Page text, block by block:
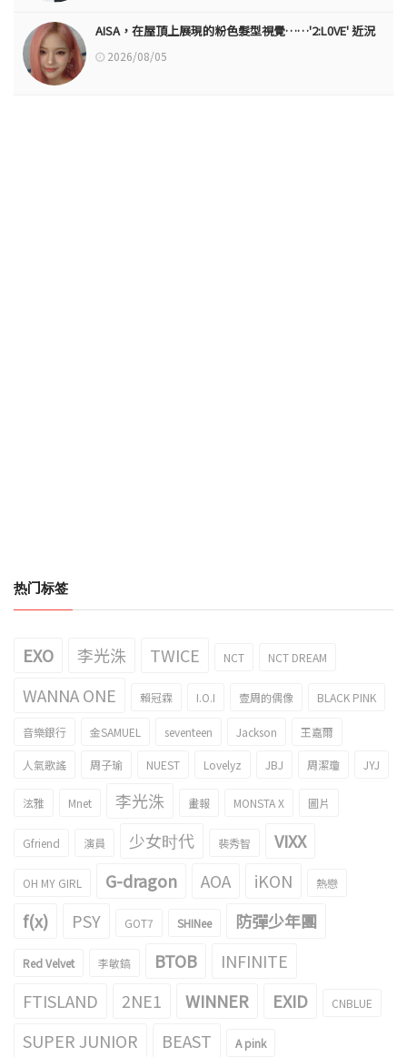
AISA，在屋頂上展現的粉色髮型視覺……'2:L0VE' 近況
2026/08/05
热门标签
EXO 李光洙 TWICE NCT NCT DREAM
WANNA ONE 賴冠霖 I.O.I 壹周的偶像 BLACK PINK
音樂銀行 金SAMUEL seventeen Jackson 王嘉爾
人氣歌謠 周子瑜 NUEST Lovelyz JBJ 周潔瓊 JYJ
泫雅 Mnet 李光洙 畫報 MONSTA X 圖片
Gfriend 演員 少女时代 裴秀智 VIXX
OH MY GIRL G-dragon AOA iKON 熱戀
f(x) PSY GOT7 SHINee 防彈少年團
Red Velvet 李敏鎬 BTOB
INFINITE
FTISLAND
2NE1 WINNER EXID CNBLUE
SUPER JUNIOR BEAST A pink